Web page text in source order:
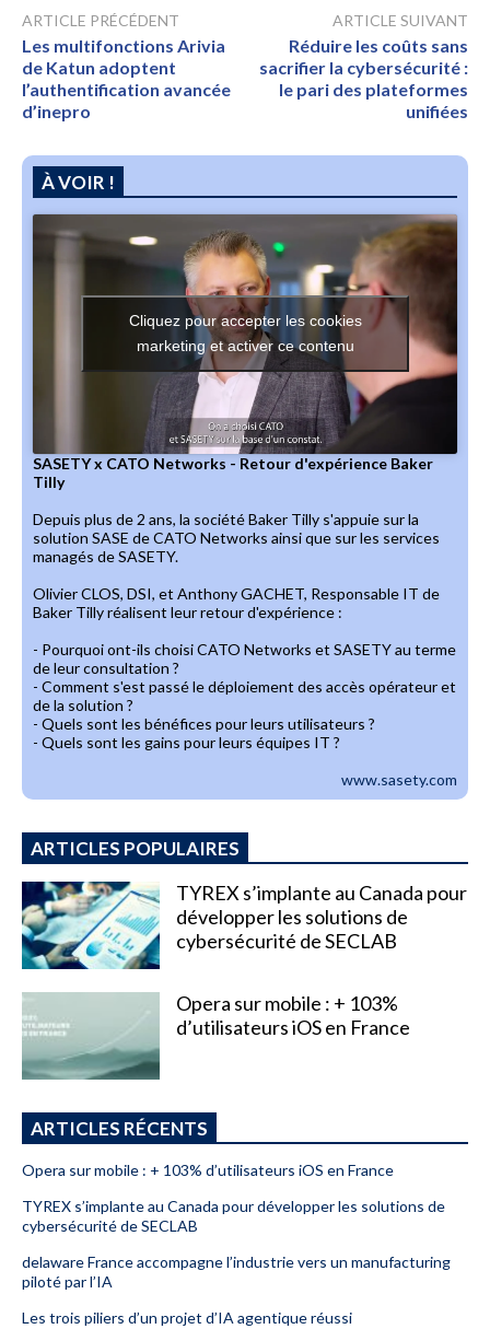
ARTICLE PRÉCÉDENT
Les multifonctions Arivia
de Katun adoptent
l’authentification avancée
d’inepro
ARTICLE SUIVANT
Réduire les coûts sans
sacrifier la cybersécurité :
le pari des plateformes
unifiées
À VOIR !
Cliquez pour accepter les cookies
marketing et activer ce contenu
SASETY x CATO Networks - Retour d'expérience Baker
Tilly
Depuis plus de 2 ans, la société Baker Tilly s'appuie sur la
solution SASE de CATO Networks ainsi que sur les services
managés de SASETY.
Olivier CLOS, DSI, et Anthony GACHET, Responsable IT de
Baker Tilly réalisent leur retour d'expérience :
- Pourquoi ont-ils choisi CATO Networks et SASETY au terme
de leur consultation ?
- Comment s'est passé le déploiement des accès opérateur et
de la solution ?
- Quels sont les bénéfices pour leurs utilisateurs ?
- Quels sont les gains pour leurs équipes IT ?
www.sasety.com
ARTICLES POPULAIRES
TYREX s’implante au Canada pour
développer les solutions de
cybersécurité de SECLAB
Opera sur mobile : + 103%
d’utilisateurs iOS en France
ARTICLES RÉCENTS
Opera sur mobile : + 103% d’utilisateurs iOS en France
TYREX s’implante au Canada pour développer les solutions de
cybersécurité de SECLAB
delaware France accompagne l’industrie vers un manufacturing
piloté par l’IA
Les trois piliers d’un projet d’IA agentique réussi